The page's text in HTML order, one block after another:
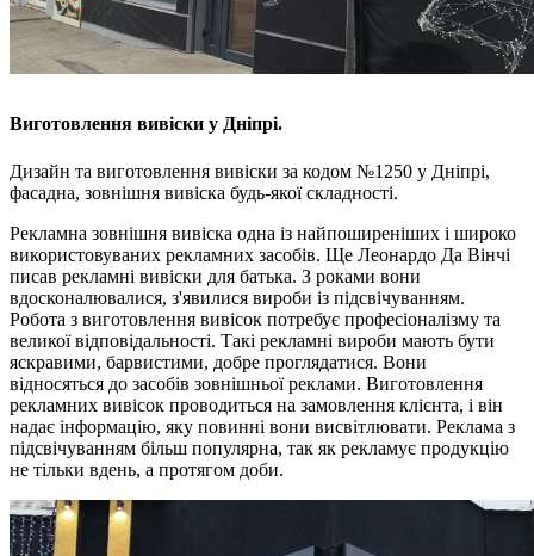
Виготовлення вивіски у Дніпрі.
Дизайн та виготовлення вивіски за кодом №1250 у Дніпрі,
фасадна, зовнішня вивіска будь-якої складності.
Рекламна зовнішня вивіска одна із найпоширеніших і широко
використовуваних рекламних засобів. Ще Леонардо Да Вінчі
писав рекламні вивіски для батька. З роками вони
вдосконалювалися, з'явилися вироби із підсвічуванням.
Робота з виготовлення вивісок потребує професіоналізму та
великої відповідальності. Такі рекламні вироби мають бути
яскравими, барвистими, добре проглядатися. Вони
відносяться до засобів зовнішньої реклами. Виготовлення
рекламних вивісок проводиться на замовлення клієнта, і він
надає інформацію, яку повинні вони висвітлювати. Реклама з
підсвічуванням більш популярна, так як рекламує продукцію
не тільки вдень, а протягом доби.